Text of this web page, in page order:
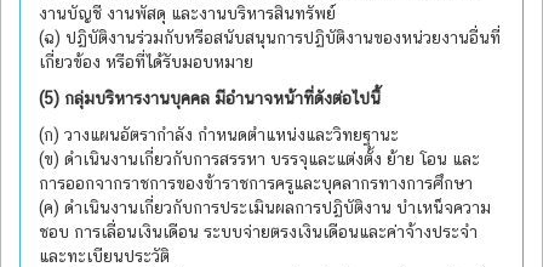
งานบัญชี งานพัสดุ และงานบริหารสินทรัพย์
(ฉ) ปฏิบัติงานร่วมกับหรือสนับสนุนการปฏิบัติงานของหน่วยงานอื่นที่
เกี่ยวข้อง หรือที่ได้รับมอบหมาย
(5) กลุ่มบริหารงานบุคคล มีอำนาจหน้าที่ดังต่อไปนี้
(ก) วางแผนอัตรากำลัง กำหนดตำแหน่งและวิทยฐานะ
(ข) ดำเนินงานเกี่ยวกับการสรรหา บรรจุและแต่งตั้ง ย้าย โอน และ
การออกจากราชการของข้าราชการครูและบุคลากรทางการศึกษา
(ค) ดำเนินงานเกี่ยวกับการประเมินผลการปฏิบัติงาน บำเหน็จความ
ชอบ การเลื่อนเงินเดือน ระบบจ่ายตรงเงินเดือนและค่าจ้างประจำ
และทะเบียนประวัติ